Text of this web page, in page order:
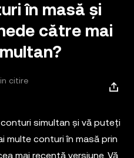
în masă și
către mai
citire
simultan și vă puteți
multe conturi în masă prin
mai recentă versiune. Vă